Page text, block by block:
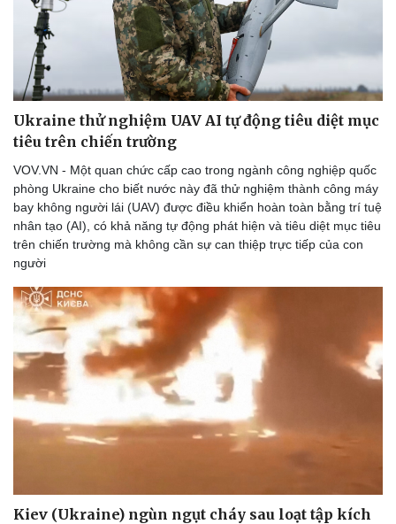
Thể thao
Bóng đá
Lịch thi đấu bóng đá
Thế giới thể thao
eSports
Hậu trường
Ô tô - Xe máy
Tư vấn
Ukraine thử nghiệm UAV AI tự động tiêu diệt mục
tiêu trên chiến trường
VOV.VN - Một quan chức cấp cao trong ngành công nghiệp quốc
phòng Ukraine cho biết nước này đã thử nghiệm thành công máy
bay không người lái (UAV) được điều khiển hoàn toàn bằng trí tuệ
nhân tạo (AI), có khả năng tự động phát hiện và tiêu diệt mục tiêu
trên chiến trường mà không cần sự can thiệp trực tiếp của con
người
Kiev (Ukraine) ngùn ngụt cháy sau loạt tập kích